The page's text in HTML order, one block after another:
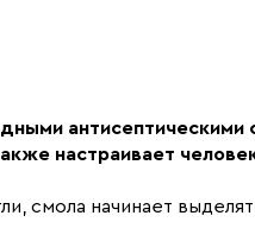
антисептическими
настраивает
смола начинает